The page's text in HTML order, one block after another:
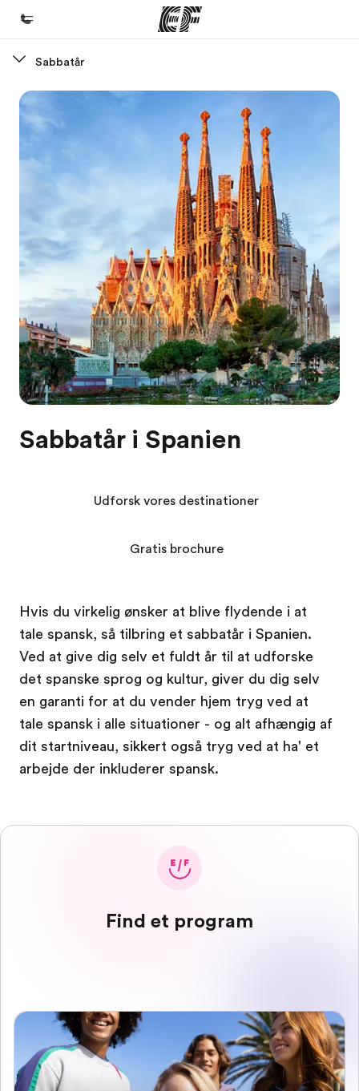
Velkommen til EF
Programmer
Se alt hvad vi gør
Om os
Hvem er vi?
Karriere
Bliv en del af holdet
Sabbatår
Sabbatår i Spanien
Hvis du virkelig ønsker at blive flydende i at
tale spansk, så tilbring et sabbatår i Spanien.
Ved at give dig selv et fuldt år til at udforske
det spanske sprog og kultur, giver du dig selv
en garanti for at du vender hjem tryg ved at
tale spansk i alle situationer - og alt afhængig af
dit startniveau, sikkert også tryg ved at ha' et
arbejde der inkluderer spansk.
Udforsk vores destinationer
Gratis brochure
Find et program